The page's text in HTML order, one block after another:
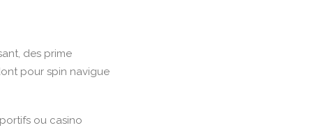
des prime
pour spin navigue
ou casino